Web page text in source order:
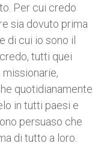
Per cui credo
sia dovuto prima
di cui io sono il
tutti quei
quotidianamente
in tutti paesi e
persuaso che
di tutto a loro.